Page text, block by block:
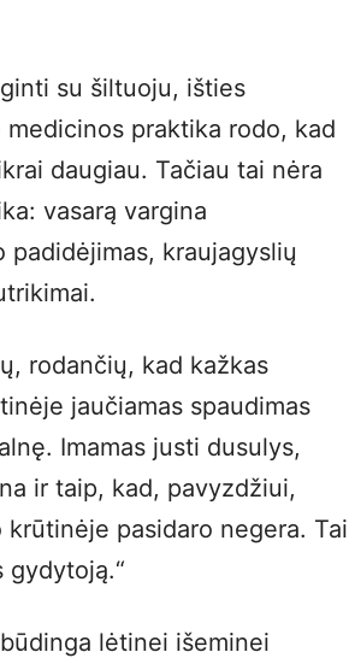
su šiltuoju, išties
praktika rodo, kad
daugiau. Tačiau tai nėra
vasarą vargina
kraujagyslių
rodančių, kad kažkas
jaučiamas spaudimas
Imamas justi dusulys,
ir taip, kad, pavyzdžiui,
pasidaro negera. Tai
lėtinei išeminei